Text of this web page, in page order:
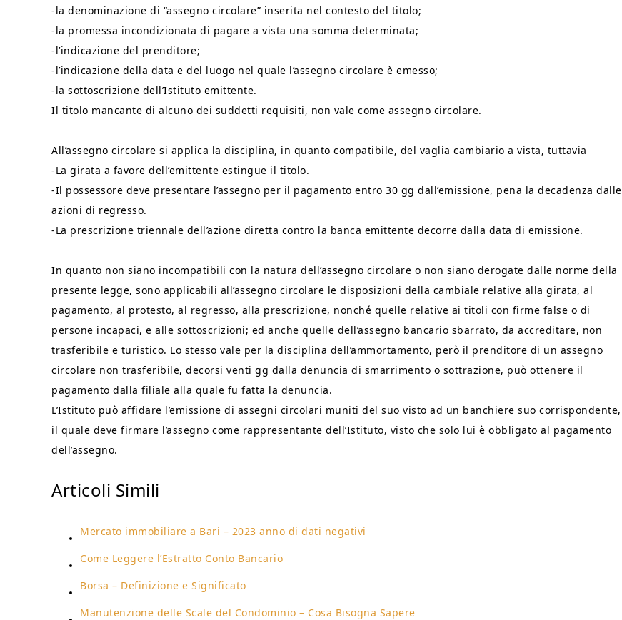
-la denominazione di “assegno circolare” inserita nel contesto del titolo;
-la promessa incondizionata di pagare a vista una somma determinata;
-l’indicazione del prenditore;
-l’indicazione della data e del luogo nel quale l’assegno circolare è emesso;
-la sottoscrizione dell’Istituto emittente.
Il titolo mancante di alcuno dei suddetti requisiti, non vale come assegno circolare.
All’assegno circolare si applica la disciplina, in quanto compatibile, del vaglia cambiario a vista, tuttavia
-La girata a favore dell’emittente estingue il titolo.
-Il possessore deve presentare l’assegno per il pagamento entro 30 gg dall’emissione, pena la decadenza dalle
azioni di regresso.
-La prescrizione triennale dell’azione diretta contro la banca emittente decorre dalla data di emissione.
In quanto non siano incompatibili con la natura dell’assegno circolare o non siano derogate dalle norme della
presente legge, sono applicabili all’assegno circolare le disposizioni della cambiale relative alla girata, al
pagamento, al protesto, al regresso, alla prescrizione, nonché quelle relative ai titoli con firme false o di
persone incapaci, e alle sottoscrizioni; ed anche quelle dell’assegno bancario sbarrato, da accreditare, non
trasferibile e turistico. Lo stesso vale per la disciplina dell’ammortamento, però il prenditore di un assegno
circolare non trasferibile, decorsi venti gg dalla denuncia di smarrimento o sottrazione, può ottenere il
pagamento dalla filiale alla quale fu fatta la denuncia.
L’Istituto può affidare l’emissione di assegni circolari muniti del suo visto ad un banchiere suo corrispondente,
il quale deve firmare l’assegno come rappresentante dell’Istituto, visto che solo lui è obbligato al pagamento
dell’assegno.
Articoli Simili
Mercato immobiliare a Bari – 2023 anno di dati negativi
Come Leggere l’Estratto Conto Bancario
Borsa – Definizione e Significato
Manutenzione delle Scale del Condominio – Cosa Bisogna Sapere